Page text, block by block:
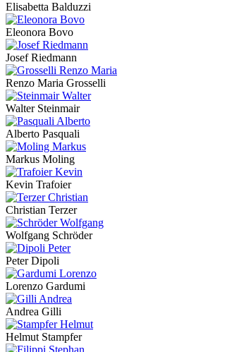
Elisabetta Balduzzi
Eleonora Bovo
Josef Riedmann
Renzo Maria Grosselli
Walter Steinmair
Alberto Pasquali
Markus Moling
Kevin Trafoier
Christian Terzer
Wolfgang Schröder
Peter Dipoli
Lorenzo Gardumi
Andrea Gilli
Helmut Stampfer